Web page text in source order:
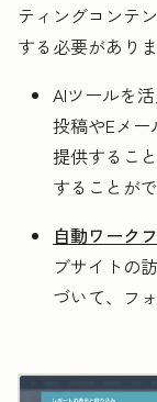
ティングコンテ
する必要がありま
AIツールを
投稿やEメ
提供するこ
することが
自動ワーク
ブサイトの
づいて、フ